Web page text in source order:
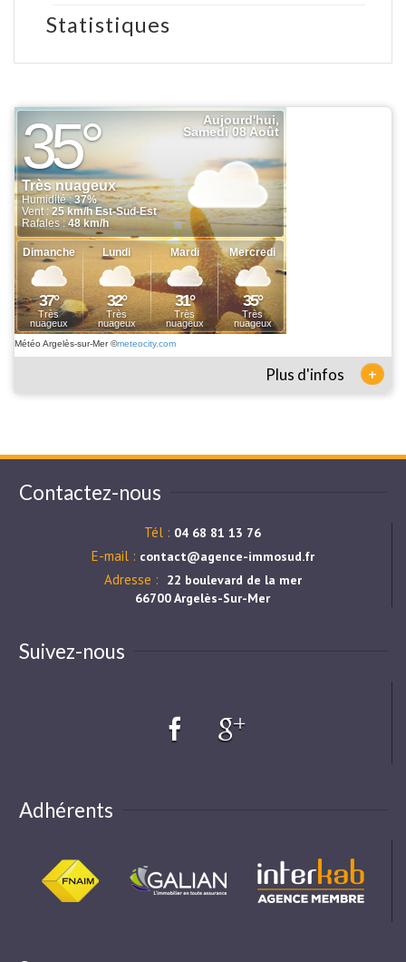
Statistiques
Météo Argelès-sur-Mer©meteocity.com
Plus d'infos +
Contactez-nous
Tél : 04 68 81 13 76
E-mail : contact@agence-immosud.fr
Adresse :
22 boulevard de la mer
66700 Argelès-Sur-Mer
Suivez-nous
Adhérents